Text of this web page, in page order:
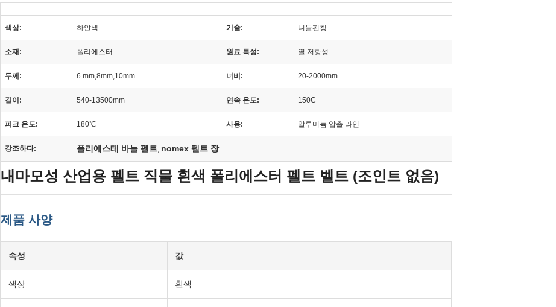
색상: 하얀색 기술: 니들펀칭
소재: 폴리에스터 원료 특성: 열 저항성
두께: 6 mm,8mm,10mm 너비: 20-2000mm
길이: 540-13500mm 연속 온도: 150C
피크 온도: 180℃ 사용: 알루미늄 압출 라인
강조하다: 폴리에스테 바늘 펠트, nomex 펠트 장
내마모성 산업용 펠트 직물 흰색 폴리에스터 펠트 벨트 (조인트 없음)
제품 사양
속성 값
색상 흰색